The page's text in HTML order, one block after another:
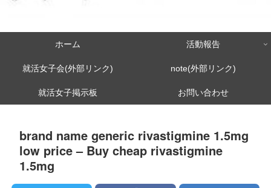
ホーム 活動報告
就活女子会(外部リンク) note(外部リンク)
就活女子掲示板 お問い合わせ
brand name generic rivastigmine 1.5mg
low price – Buy cheap rivastigmine
1.5mg